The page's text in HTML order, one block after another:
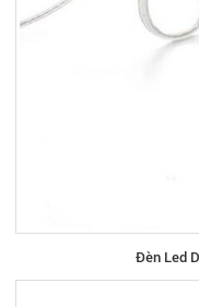
Đèn Led